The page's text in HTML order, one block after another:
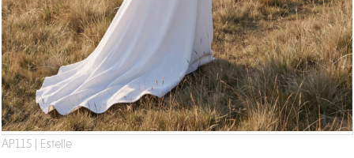
AP115 | Estelle